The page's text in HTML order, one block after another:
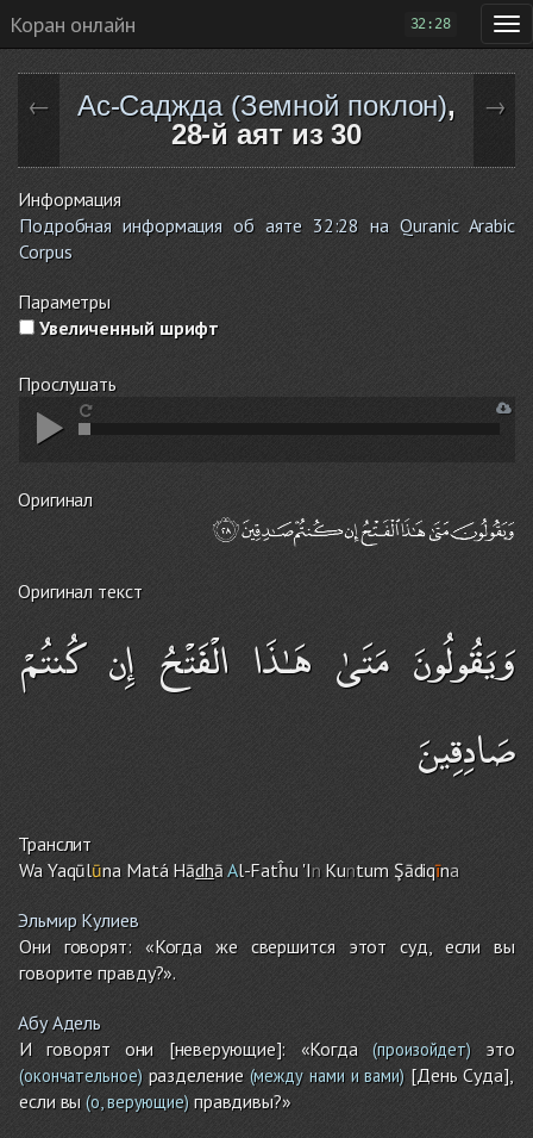
Коран онлайн 32:28
← Ас-Саджда (Земной поклон),
28-й аят из 30
→
Информация
Подробная информация об аяте 32:28 на Quranic Arabic
Corpus
Параметры
Увеличенный шрифт
Прослушать
Оригинал
Оригинал текст
وَيَقُولُونَ مَتَىٰ هَـٰذَا الْفَتْحُ إِن كُنتُمْ
صَادِقِينَ
Транслит
Wa Yaqūlūna Matá HādhāAl-Fatĥu 'InKuntumŞādiqīna
Эльмир Кулиев
Они говорят: «Когда же свершится этот суд, если вы
говорите правду?».
Абу Адель
И говорят они [неверующие]: «Когда (произойдет) это
(окончательное)разделение(между нами и вами)[День Суда],
если вы (о, верующие)правдивы?»